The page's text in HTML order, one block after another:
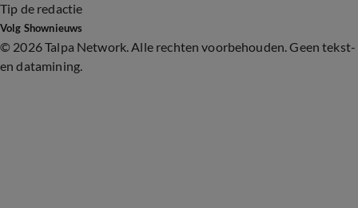
Tip de redactie
Volg Shownieuws
© 2026 Talpa Network. Alle rechten voorbehouden. Geen tekst-
en datamining.